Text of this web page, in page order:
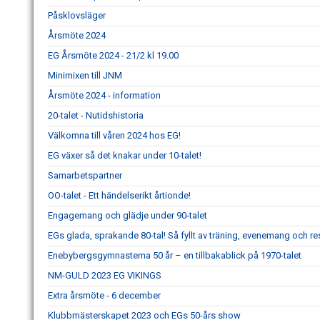
Påsklovsläger
Årsmöte 2024
EG Årsmöte 2024 - 21/2 kl 19.00
Minimixen till JNM
Årsmöte 2024 - information
20-talet - Nutidshistoria
Välkomna till våren 2024 hos EG!
EG växer så det knakar under 10-talet!
Samarbetspartner
OO-talet - Ett händelserikt årtionde!
Engagemang och glädje under 90-talet
EGs glada, sprakande 80-tal! Så fyllt av träning, evenemang och
Enebybergsgymnasterna 50 år – en tillbakablick på 1970-talet
NM-GULD 2023 EG VIKINGS
Extra årsmöte - 6 december
Klubbmästerskapet 2023 och EGs 50-års show